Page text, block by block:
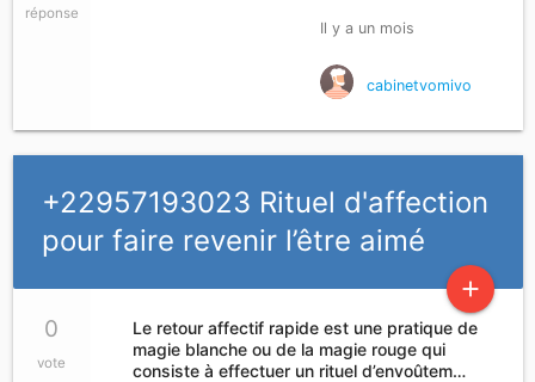
réponse
Il y a un mois
cabinetvomivo
+22957193023 Rituel d'affection
pour faire revenir l’être aimé
add
0
vote
Le retour affectif rapide est une pratique de
magie blanche ou de la magie rouge qui
consiste à effectuer un rituel d’envoûtem…